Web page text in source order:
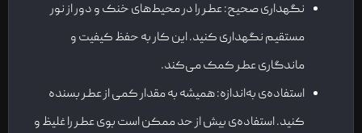
نگهداری صحیح: عطر را در محیط‌های خنک و دور از نور
مستقیم نگهداری کنید. این کار به حفظ کیفیت و
ماندگاری عطر کمک می‌کند.
استفاده‌ی به‌اندازه: همیشه به مقدار کمی از عطر بسنده
کنید. استفاده‌ی بیش از حد ممکن است بوی عطر را غلیظ و